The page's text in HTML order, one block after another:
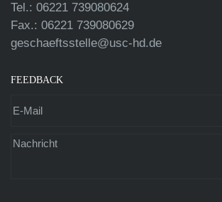
Tel.: 06221 739080624
Fax.: 06221 739080629
geschaeftsstelle@usc-hd.de
FEEDBACK